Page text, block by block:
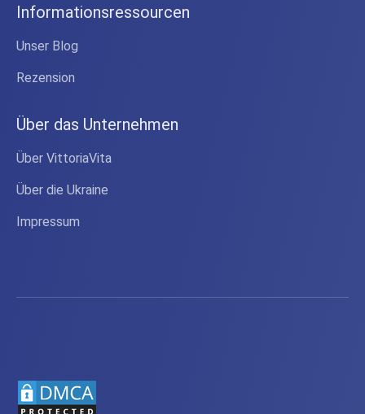
Informationsressourcen
Unser Blog
Rezension
Über das Unternehmen
Über VittoriaVita
Über die Ukraine
Impressum